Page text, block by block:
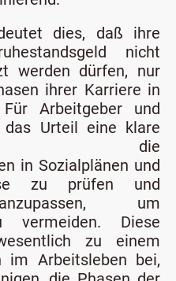
dies, daß ihre
nicht
werden dürfen, nur
ihrer Karriere in
Arbeitgeber und
das Urteil eine klare
die
in Sozialplänen und
zu prüfen und
um
vermeiden. Diese
zu einem
im Arbeitsleben bei,